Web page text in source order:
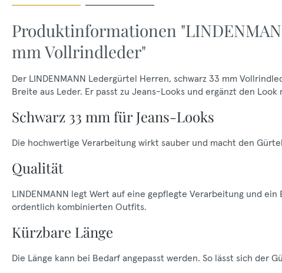
Produktinformationen
mm Vollrindleder"
Der LINDENMANN Ledergürtel Herren, schwarz 33 mm
Breite aus Leder. Er passt zu Jeans-Looks und ergänzt den
Schwarz 33 mm für Jeans-Looks
Die hochwertige Verarbeitung wirkt sauber und macht den
Qualität
LINDENMANN legt Wert auf eine gepflegte Verarbeitung und
ordentlich kombinierten Outfits.
Kürzbare Länge
Die Länge kann bei Bedarf angepasst werden. So lässt sich der